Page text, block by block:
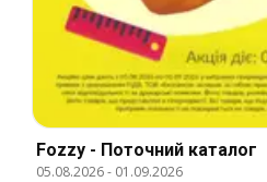
Fozzy - Поточний каталог
05.08.2026- 01.09.2026